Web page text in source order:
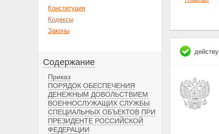
Конституция
Кодексы
Законы
Содержание
Приказ
ПОРЯДОК ОБЕСПЕЧЕНИЯ
ДЕНЕЖНЫМ ДОВОЛЬСТВИЕМ
ВОЕННОСЛУЖАЩИХ СЛУЖБЫ
СПЕЦИАЛЬНЫХ ОБЪЕКТОВ ПРИ
ПРЕЗИДЕНТЕ РОССИЙСКОЙ
ФЕДЕРАЦИИ